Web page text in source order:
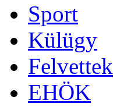
Sport
Külügy
Felvettek
EHÖK